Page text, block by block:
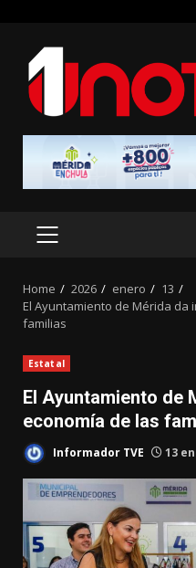
content
PRIMARY
Home 2026 enero
13
El Ayuntamiento de Mérida da
familias
Estatal
El Ayuntamiento de
economía de las
Informador TVE 13